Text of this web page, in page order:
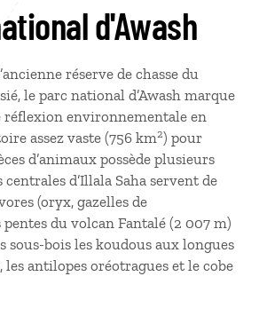
d'Awash
réserve de chasse du
le parc national d’Awash marque
réflexion environnementale en
assez vaste (756 km2) pour
d’animaux possède plusieurs
d’Illala Saha servent de
(oryx, gazelles de
du volcan Fantalé (2 007 m)
sous-bois les koudous aux longues
les antilopes oréotragues et le cobe